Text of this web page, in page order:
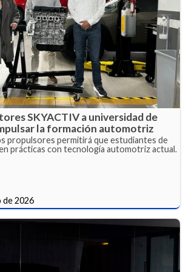
SKYACTIV a universidad de
la formación automotriz
propulsores permitirá que estudiantes de
prácticas con tecnología automotriz actual.
de 2026